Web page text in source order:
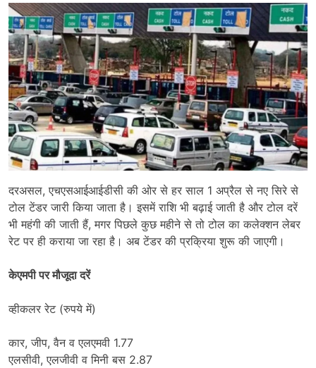
दरअसल, एचएसआईआईडीसी की ओर से हर साल 1 अप्रैल से नए सिरे से
टोल टेंडर जारी किया जाता है। इसमें राशि भी बढ़ाई जाती है और टोल दरें
भी महंगी की जाती हैं, मगर पिछले कुछ महीने से तो टोल का कलेक्शन लेबर
रेट पर ही कराया जा रहा है। अब टेंडर की प्रक्रिया शुरू की जाएगी।
केएमपी पर मौजूदा दरें
व्हीकलर रेट (रुपये में)
कार, जीप, वैन व एलएमवी 1.77
एलसीवी, एलजीवी व मिनी बस 2.87